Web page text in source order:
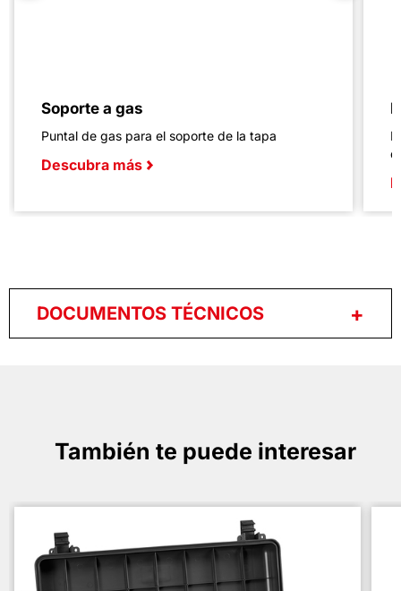
Soporte a gas
Puntal de gas para el soporte de la tapa
Descubra más
DOCUMENTOS TÉCNICOS
También te puede interesar